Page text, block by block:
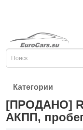
Категории
[ПРОДАНО]
АКПП,